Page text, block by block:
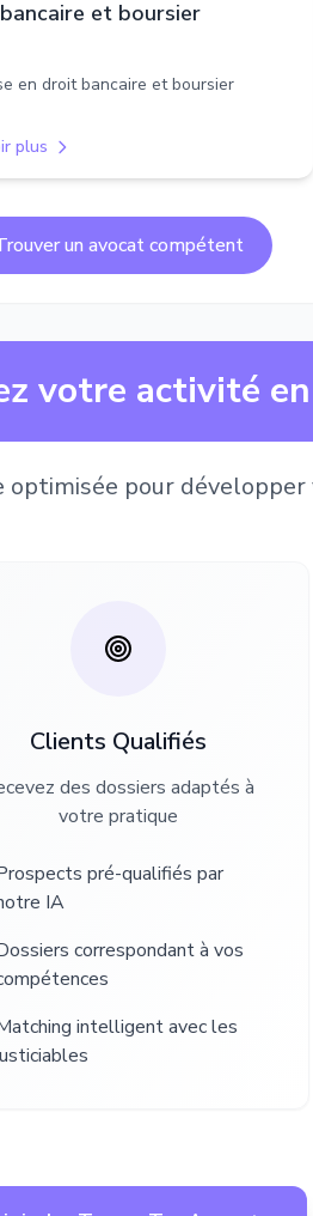
et boursier
en droit bancaire et boursier
plus
un avocat compétent
votre activité
optimisée pour
Clients Qualifiés
des dossiers adaptés à
votre pratique
pré-qualifiés par
IA
correspondant à vos
intelligent avec les